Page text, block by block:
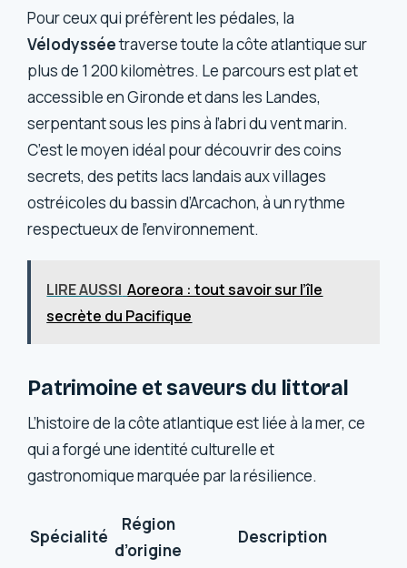
Pour ceux qui préfèrent les pédales, la
Vélodysséetraverse toute la côte atlantique sur
plus de 1 200 kilomètres. Le parcours est plat et
accessible en Gironde et dans les Landes,
serpentant sous les pins à l’abri du vent marin.
C’est le moyen idéal pour découvrir des coins
secrets, des petits lacs landais aux villages
ostréicoles du bassin d’Arcachon, à un rythme
respectueux de l’environnement.
LIRE AUSSI Aoreora : tout savoir sur l’île
secrète du Pacifique
Patrimoine et saveurs du littoral
L’histoire de la côte atlantique est liée à la mer, ce
qui a forgé une identité culturelle et
gastronomique marquée par la résilience.
Spécialité
Région
d’origine
Description